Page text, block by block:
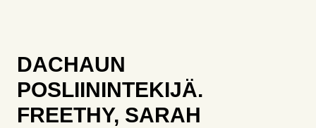
DACHAUN
POSLIININTEKIJÄ.
FREETHY, SARAH